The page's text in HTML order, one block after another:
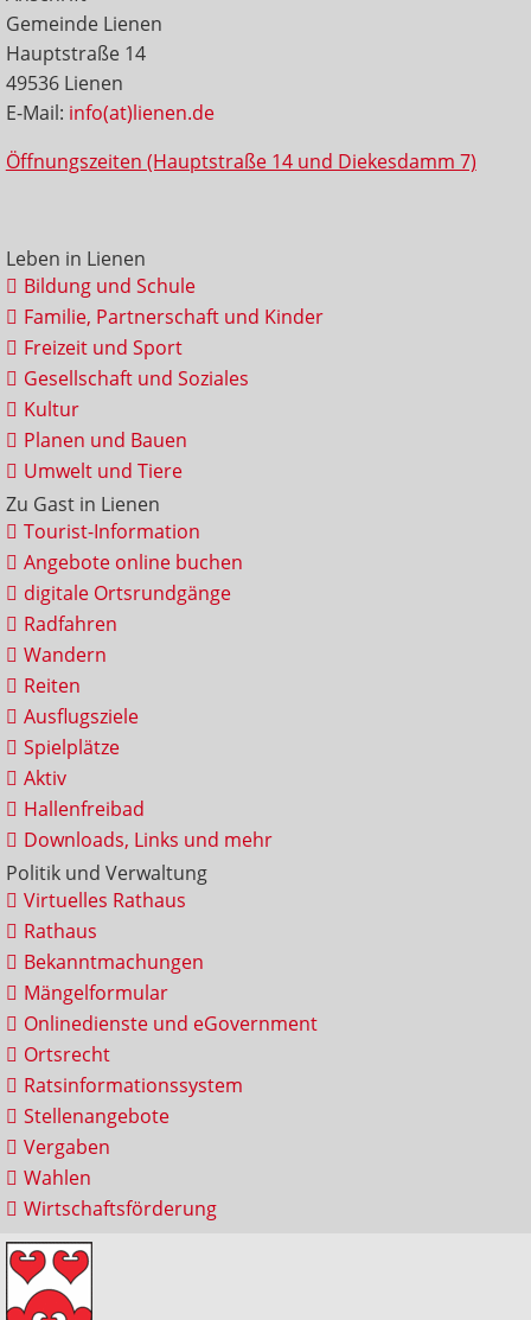
Gemeinde Lienen
Hauptstraße 14
49536 Lienen
E-Mail: info(at)lienen.de
Öffnungszeiten (Hauptstraße 14 und Diekesdamm 7)
Leben in Lienen
Bildung und Schule
Familie, Partnerschaft und Kinder
Freizeit und Sport
Gesellschaft und Soziales
Kultur
Planen und Bauen
Umwelt und Tiere
Zu Gast in Lienen
Tourist-Information
Angebote online buchen
digitale Ortsrundgänge
Radfahren
Wandern
Reiten
Ausflugsziele
Spielplätze
Aktiv
Hallenfreibad
Downloads, Links und mehr
Politik und Verwaltung
Virtuelles Rathaus
Rathaus
Bekanntmachungen
Mängelformular
Onlinedienste und eGovernment
Ortsrecht
Ratsinformationssystem
Stellenangebote
Vergaben
Wahlen
Wirtschaftsförderung